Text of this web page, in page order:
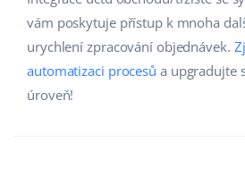
vám poskytuje přístup k mnoha
urychlení zpracování objednávek.
automatizaci procesů a upgradujte
úroveň!